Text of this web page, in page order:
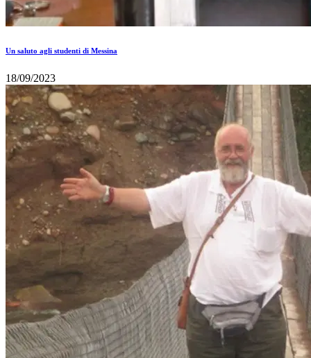
Un saluto agli studenti di Messina
18/09/2023